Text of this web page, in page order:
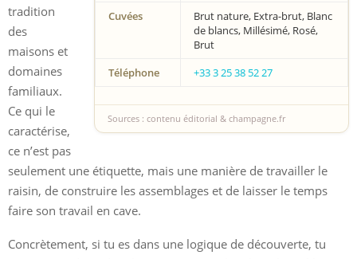
Cuvées
Brut nature, Extra-brut, Blanc
de blancs, Millésimé, Rosé,
Brut
Téléphone
+33 3 25 38 52 27
Sources : contenu éditorial & champagne.fr
tradition
des
maisons et
domaines
familiaux.
Ce qui le
caractérise,
ce n’est pas
seulement une étiquette, mais une manière de travailler le
raisin, de construire les assemblages et de laisser le temps
faire son travail en cave.
Concrètement, si tu es dans une logique de découverte, tu